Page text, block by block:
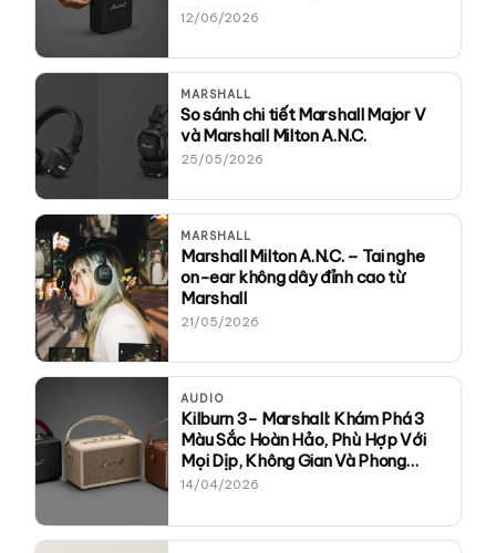
12/06/2026
MARSHALL
So sánh chi tiết Marshall Major V
và Marshall Milton A.N.C.
25/05/2026
MARSHALL
Marshall Milton A.N.C. – Tai nghe
on-ear không dây đỉnh cao từ
Marshall
21/05/2026
AUDIO
Kilburn 3- Marshall: Khám Phá 3
Màu Sắc Hoàn Hảo, Phù Hợp Với
Mọi Dịp, Không Gian Và Phong
Cách
14/04/2026